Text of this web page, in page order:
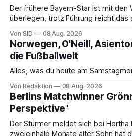
Der frühere Bayern-Star ist mit den
überlegen, trotz Führung reicht das
Von SID 08 Aug. 2026
Norwegen, O'Neill,
die Fußballwelt
Alles, was du heute am
Von Redaktion 08 Aug. 2026
Berlins Matchwinner
Perspektive"
Der Stürmer meldet sich bei Hertha
zweieinhalb Monate alter Sohn hat